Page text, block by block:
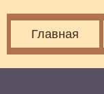
Главная